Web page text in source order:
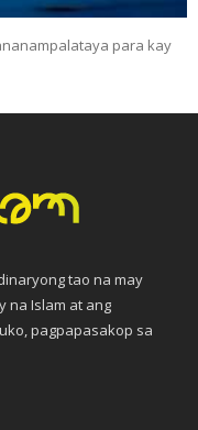
para kay
tao na may
na Islam at ang
pagpapasakop sa